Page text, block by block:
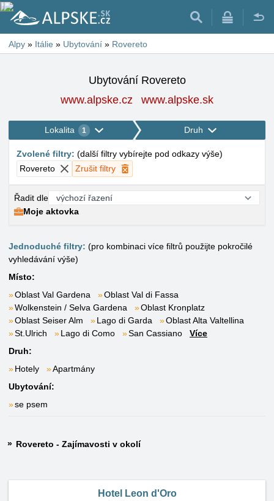
Alpy » Itálie » Ubytování » Rovereto
Ubytování Rovereto
www.alpske.cz
www.alpske.sk
Lokalita 1 Druh
Zvolené filtry: (další filtry vybírejte pod odkazy výše)
Rovereto
Zrušit filtry
Řadit dle
Moje aktovka
Jednoduché filtry: (pro kombinaci více filtrů použijte pokročilé
vyhledávání výše)
Místo:
Oblast Val Gardena
Oblast Val di Fassa
Wolkenstein / Selva Gardena
Oblast Kronplatz
Oblast Seiser Alm
Lago di Garda
Oblast Alta Valtellina
St.Ulrich
Lago di Como San Cassiano
Více
Druh:
Hotely
Apartmány
Ubytování:
se psem
Rovereto - Zajímavosti v okolí
Hotel Leon d'Oro